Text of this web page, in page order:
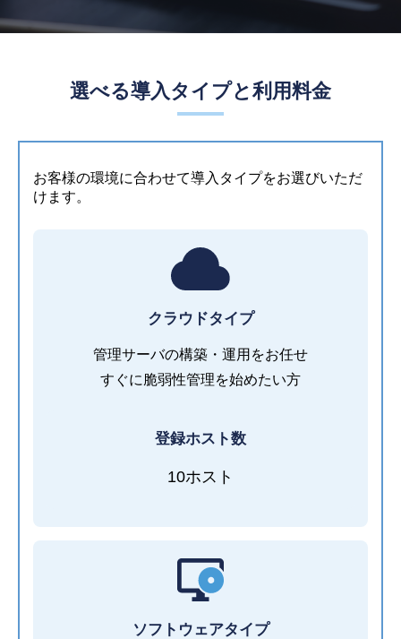
選べる導入タイプと利用料金
お客様の環境に合わせて導入タイプをお選びいただ
けます。
クラウドタイプ
管理サーバの構築・運用をお任せ
すぐに脆弱性管理を始めたい方
登録ホスト数
10ホスト
ソフトウェアタイプ